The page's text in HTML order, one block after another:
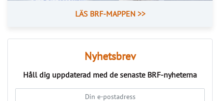
LÄS BRF-MAPPEN >>
Nyhetsbrev
Håll dig uppdaterad med de senaste BRF-nyheterna